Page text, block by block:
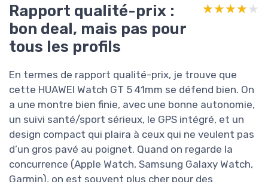
Rapport qualité-prix :
bon deal, mais pas pour
tous les profils
★★★★★
★★★★★
En termes de rapport qualité-prix, je trouve que
cette HUAWEI Watch GT 5 41mm se défend bien. On
a une montre bien finie, avec une bonne autonomie,
un suivi santé/sport sérieux, le GPS intégré, et un
design compact qui plaira à ceux qui ne veulent pas
d’un gros pavé au poignet. Quand on regarde la
concurrence (Apple Watch, Samsung Galaxy Watch,
Garmin), on est souvent plus cher pour des